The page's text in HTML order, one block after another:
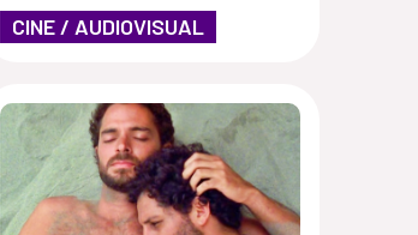
CINE / AUDIOVISUAL